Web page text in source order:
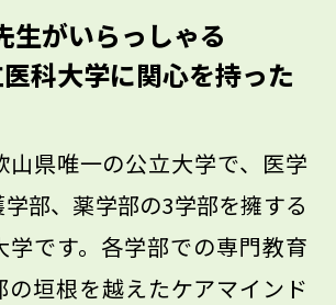
らも文学部心理学科に進学
で神経科学を教える恩師に
大学院は医学系に入学しま
学科に進学したことが今の道
います。今、将来のビジョン
も、出会いや偶然の中でも進
っていくと思います。
生がいらっしゃる
科大学に関心を持った
山県唯一の公立大学で、医学
部、薬学部の3学部を擁する
学です。各学部での専門教育
の垣根を越えたケアマインド